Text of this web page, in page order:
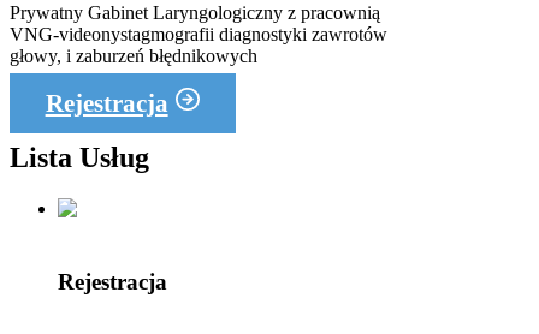
Prywatny Gabinet Laryngologiczny z pracownią
VNG-videonystagmografii diagnostyki zawrotów
głowy, i zaburzeń błędnikowych
Rejestracja
Lista Usług
Rejestracja